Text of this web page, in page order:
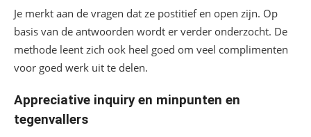
Je merkt aan de vragen dat ze postitief en open zijn. Op
basis van de antwoorden wordt er verder onderzocht. De
methode leent zich ook heel goed om veel complimenten
voor goed werk uit te delen.
Appreciative inquiry en minpunten en
tegenvallers